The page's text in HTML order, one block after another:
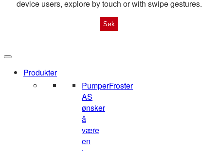
device users, explore by touch or with swipe gestures.
Produkter
PumperFroster
AS
ønsker
å
være
en